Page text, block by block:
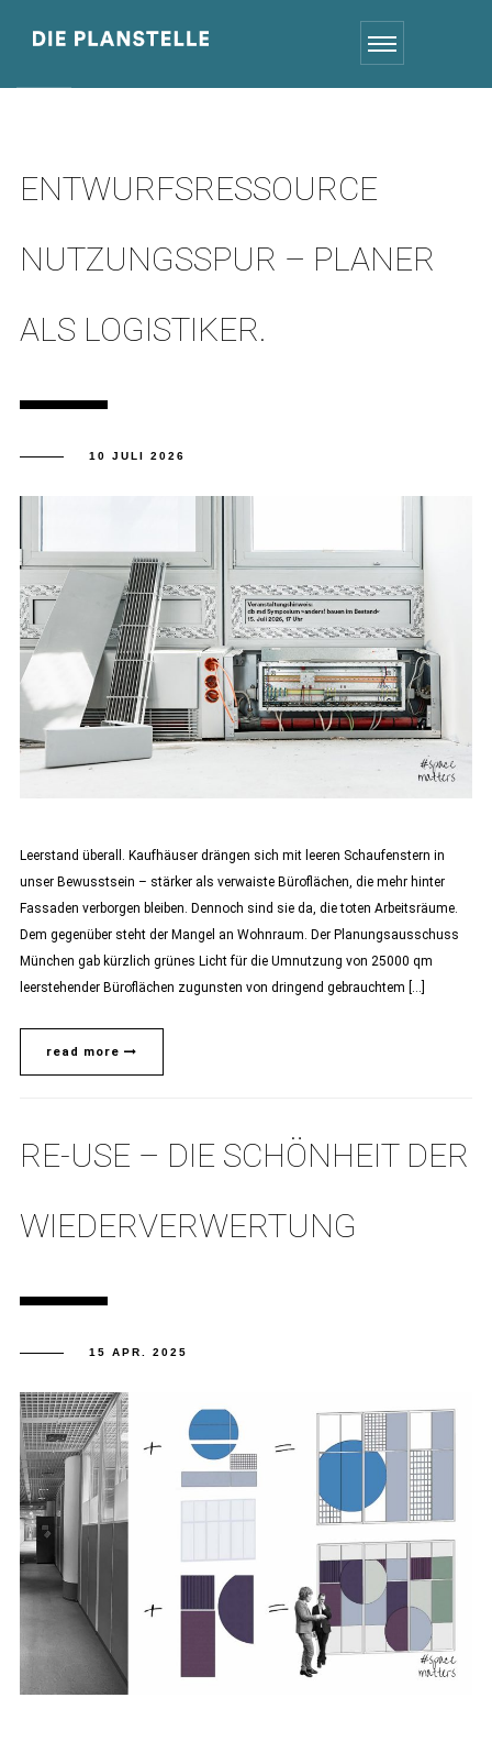
ENTWURFSRESSOURCE
NUTZUNGSSPUR – PLANER
ALS LOGISTIKER.
10 JULI 2026
Leerstand überall. Kaufhäuser drängen sich mit leeren Schaufenstern in
unser Bewusstsein – stärker als verwaiste Büroflächen, die mehr hinter
Fassaden verborgen bleiben. Dennoch sind sie da, die toten Arbeitsräume.
Dem gegenüber steht der Mangel an Wohnraum. Der Planungsausschuss
München gab kürzlich grünes Licht für die Umnutzung von 25000 qm
leerstehender Büroflächen zugunsten von dringend gebrauchtem […]
read more
RE-USE – DIE SCHÖNHEIT DER
WIEDERVERWERTUNG
15 APR. 2025